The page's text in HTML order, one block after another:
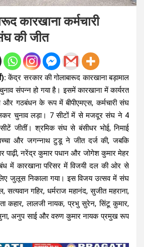
कारखाना कर्मचारी
की जीत
): केंद्र सरकार की गोलाबारूद कारखाना बड़ामाल
चुनाव संपन्न हो गया है। इसमें कारखाना में कार्यरत
और गठबंधन के रूप में बीपीएमएस, कर्मचारी संघ
चुनाव लड़ा। 7 सीटों में से मजदूर संघ ने 4
जीतीं। श्रमिक संघ से बंसीधर भोई, निमाई
और जगन्नाथ टुडू ने जीत दर्ज की, जबकि
पाढ़ी, नरेंद्र कुमार पधान और जोगेश कुमार मेहर
में कारखाना परिसर में विजयी दल की ओर से
जुलूस निकाला गया। इस विजय उत्सव में संघ
गहिर, धर्मराज महानंद, सुजीत महराना,
कहार, लालजी नायक, प्रभु सुरेन, सिंटू कुमार,
सुना, अनुप साई और वरुण कुमार नायक प्रमुख रूप